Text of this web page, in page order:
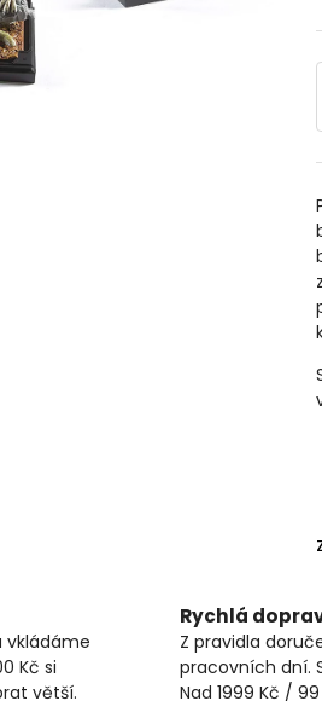
vkládáme
Kč si
větší.
Rychlá
Z pravidla
pracovních dní.
Nad 1999 Kč /